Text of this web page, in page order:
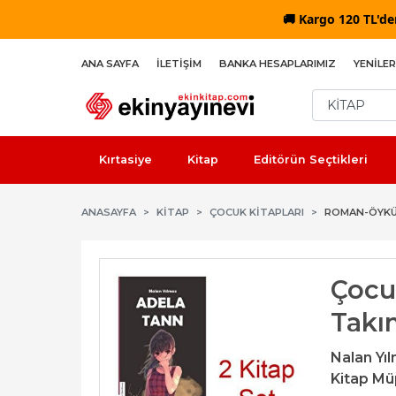
🚚 Kargo 120
ANA SAYFA İLETIŞIM BANKA HESAPLARIMIZ YENILER
Kırtasiye Kitap Editörün Seçtikleri
ANASAYFA KİTAP ÇOCUK KITAPLARI ROMAN-
Nalan
Kitap